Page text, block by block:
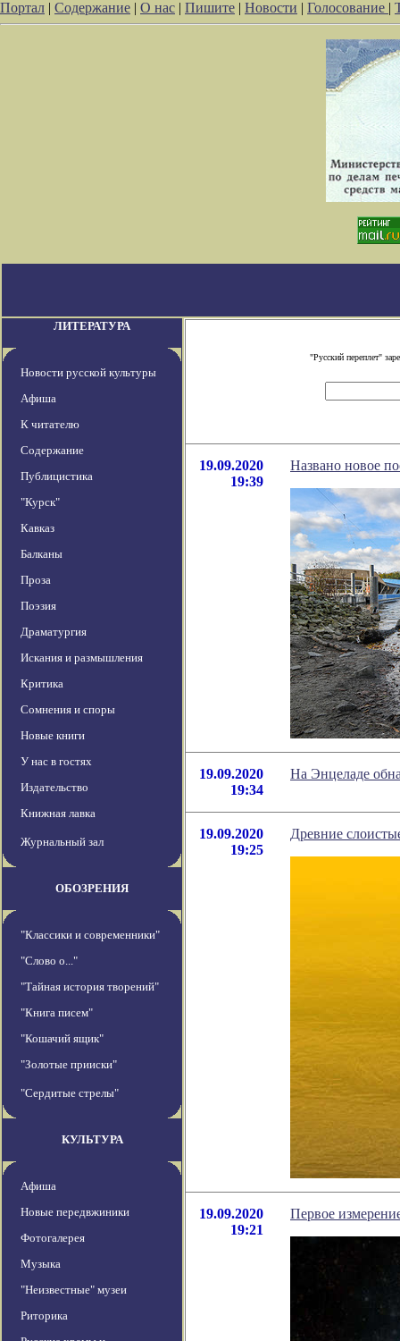
Портал | Содержание | О нас | Пишите | Новости | Голосование |
ЛИТЕРАТУРА
Новости русской культуры
Афиша
К читателю
Содержание
Публицистика
"Курск"
Кавказ
Балканы
Проза
Поэзия
Драматургия
Искания и размышления
Критика
Сомнения и споры
Новые книги
У нас в гостях
Издательство
Книжная лавка
Журнальный зал
ОБОЗРЕНИЯ
"Классики и современники"
"Слово о..."
"Тайная история творений"
"Книга писем"
"Кошачий ящик"
"Золотые прииски"
"Сердитые стрелы"
КУЛЬТУРА
Афиша
Новые передвжиники
Фотогалерея
Музыка
"Неизвестные" музеи
Риторика
"Русский переплет"
19.09.2020
19:39
Названо новое
19.09.2020
19:34
На Энцеладе
19.09.2020
19:25
Древние
19.09.2020
19:21
Первое